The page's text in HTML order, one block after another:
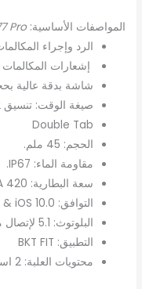
المواصفات الأساسية:Pro
الرد وإجراء
إشعارات المكالمات
شاشة بدقة عالية بحجم 2.02
صيغة الوقت: تنسيق 12& 24 ساعة.
Double Tab
الحجم: 45 ملم.
مقاومة الماء: IP67.
سعة البطارية: 420 MhA.
التوافق: Android 4.4 & iOS 10.0 وما فوق.
البلوتوث: 5.1 لإتصال مستقر وآمن.
التطبيق: BKT FIT
محتويات العلبة: 2 استيك + شاحن وايرلس + إرشادات التشغيل.